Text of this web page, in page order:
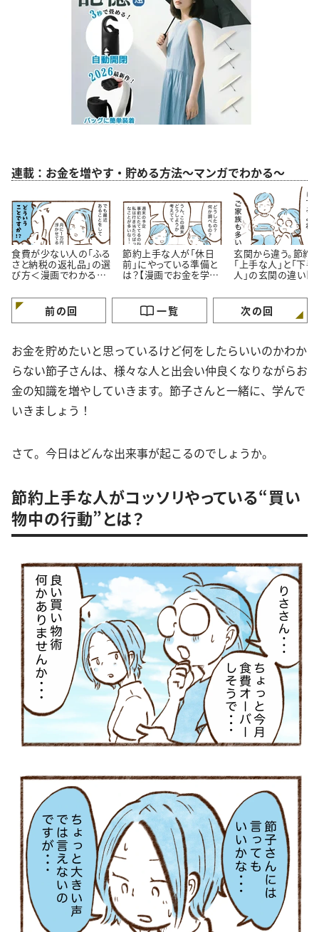
連載：お金を増やす・貯める方法～マンガでわかる～
食費が少ない人の「ふる
さと納税の返礼品」の選
び方＜漫画でわかるお
節約上手な人が「休日
前」にやっている準備と
は？【漫画でお金を学
玄関から違う。節約
「上手な人」と「下
人」の玄関の違い【
前の回 一覧 次の回
お金を貯めたいと思っているけど何をしたらいいのかわか
らない節子さんは、様々な人と出会い仲良くなりながらお
金の知識を増やしていきます。節子さんと一緒に、学んで
いきましょう！
さて。今日はどんな出来事が起こるのでしょうか。
節約上手な人がコッソリやっている“買い
物中の行動”とは？